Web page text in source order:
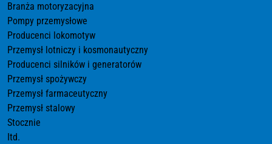
Branża motoryzacyjna
Pompy przemysłowe
Producenci lokomotyw
Przemysł lotniczy i kosmonautyczny
Producenci silników i generatorów
Przemysł spożywczy
Przemysł farmaceutyczny
Przemysł stalowy
Stocznie
Itd.